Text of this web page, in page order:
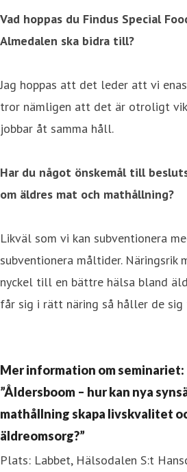
Vad hoppas du Findus Special
Almedalen ska bidra till?
Jag hoppas att det leder att vi
tror nämligen att det är otroligt
jobbar åt samma håll.
Har du något önskemål till
om äldres mat och mathållning?
Likväl som vi kan subventionera
subventionera måltider. Näringsrik
nyckel till en bättre hälsa bland
får sig i rätt näring så håller de sig
Mer information om seminariet:
”Åldersboom – hur kan nya
mathållning skapa livskvalitet
äldreomsorg?”
Plats: Labbet, Hälsodalen S:t